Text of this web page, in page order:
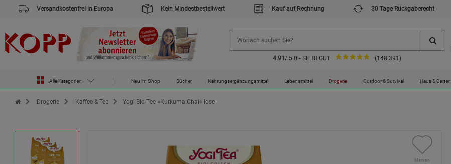
Versandkostenfrei in Europa Kein Mindestbestellwert Kauf auf Rechnung 30 Tage Rückgaberecht
4.91 / 5.0 - SEHR GUT (148.391)
Alle Kategorien Neu im Shop Bücher Nahrungsergänzungsmittel Lebensmittel Drogerie Outdoor & Survival Haus & Garten
Zur Startseite des Kopp Verlag Online-Shop
Drogerie Kaffee & Tee Yogi Bio-Tee »Kurkuma Chai« lose
Merken